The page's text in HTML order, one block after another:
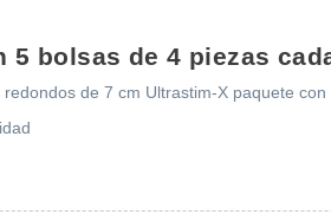
5 bolsas de 4 piezas
redondos de 7 cm Ultrastim-X paquete con